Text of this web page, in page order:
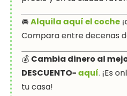
🚘Alquila aquí el coche
Compara entre decenas
💰 Cambia dinero al
DESCUENTO- aquí. ¡Es
tu casa!